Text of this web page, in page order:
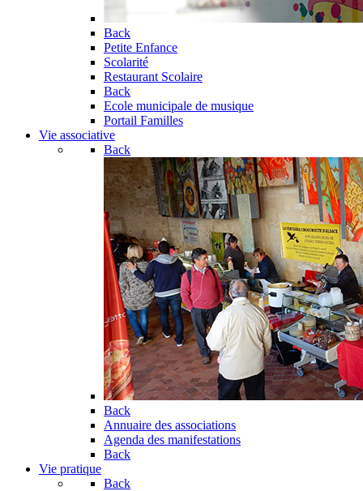
Back
Petite Enfance
Scolarité
Restaurant Scolaire
Back
Ecole municipale de musique
Portail Familles
Vie associative
Back
Back
Annuaire des associations
Agenda des manifestations
Back
Vie pratique
Back